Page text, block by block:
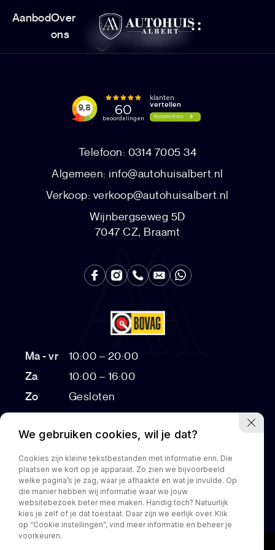
AanbodOver
ons
Telefoon: 0314 7005 34
Algemeen: info@autohuisalbert.nl
Verkoop: verkoop@autohuisalbert.nl
Wijnbergseweg 5D
7047 CZ, Braamt
Ma - vr
10:00 – 20:00
Za
10:00 – 16:00
Zo
Gesloten
Bezichtigingen na 17:00 op afspraak
HomeAanbodDienstenOver onsCustomization
Contact
We gebruiken cookies, wil je dat?
Cookies zijn kleine tekstbestanden met informatie erin. Die
plaatsen we kort op je apparaat. Zo zien we bijvoorbeeld
welke pagina’s je zag, waar je afhaakte en wat je invulde. Op
die manier hebben wij informatie waar we jouw
websitebezoek beter mee maken. Handig toch? Natuurlijk
kies je zelf of je dat toestaat. Daar zijn we eerlijk over. Klik
op “Cookie instellingen”, vind meer informatie en beheer je
voorkeuren.